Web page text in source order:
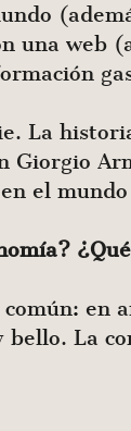
una
La
Giorgio
el
en
La